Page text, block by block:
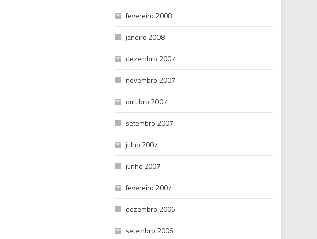
fevereiro 2008
janeiro 2008
dezembro 2007
novembro 2007
outubro 2007
setembro 2007
julho 2007
junho 2007
fevereiro 2007
dezembro 2006
setembro 2006